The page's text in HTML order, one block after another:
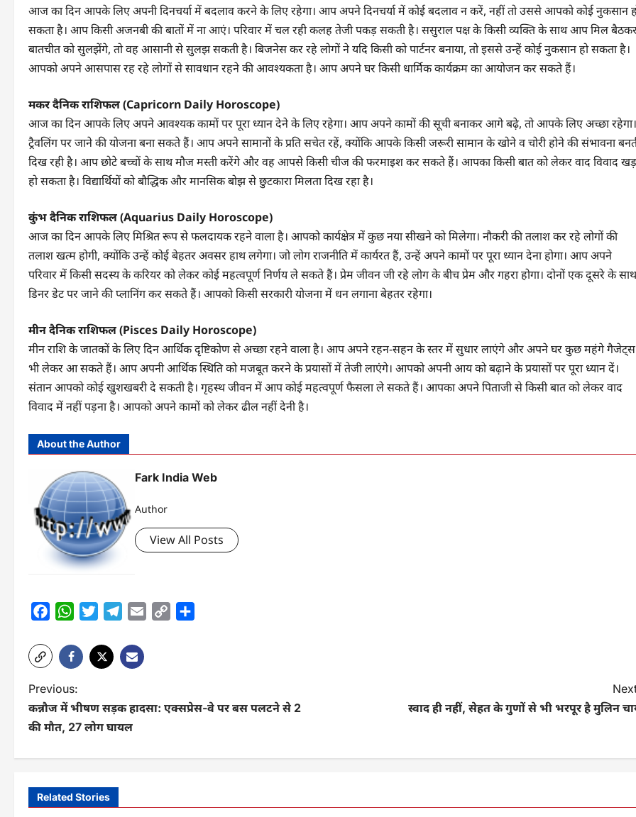
आज का दिन आपके लिए अपनी दिनचर्या में बदलाव करने के लिए रहेगा। आप अपने दिनचर्या में कोई बदलाव न करें, नहीं तो उससे आपको कोई नुकसान
सकता है। आप किसी अजनबी की बातों में ना आएं। परिवार में चल रही कलह तेजी पकड़ सकती है। ससुराल पक्ष के किसी व्यक्ति के साथ आप मिल
बातचीत को सुलझेंगे, तो वह आसानी से सुलझ सकती है। बिजनेस कर रहे लोगों ने यदि किसी को पार्टनर बनाया, तो इससे उन्हें कोई नुकसान हो सकता है।
आपको अपने आसपास रह रहे लोगों से सावधान रहने की आवश्यकता है। आप अपने घर किसी धार्मिक कार्यक्रम का आयोजन कर सकते हैं।
मकर दैनिक राशिफल (Capricorn Daily Horoscope)
आज का दिन आपके लिए अपने आवश्यक कामों पर पूरा ध्यान देने के लिए रहेगा। आप अपने कामों की सूची बनाकर आगे बढ़े, तो आपके लिए अच्छा रहेगा।
ट्रैवलिंग पर जाने की योजना बना सकते हैं। आप अपने सामानों के प्रति सचेत रहें, क्योंकि आपके किसी जरूरी सामान के खोने व चोरी होने की संभावना
दिख रही है। आप छोटे बच्चों के साथ मौज मस्ती करेंगे और वह आपसे किसी चीज की फरमाइश कर सकते हैं। आपका किसी बात को लेकर वाद विवाद
हो सकता है। विद्यार्थियों को बौद्धिक और मानसिक बोझ से छुटकारा मिलता दिख रहा है।
कुंभ दैनिक राशिफल (Aquarius Daily Horoscope)
आज का दिन आपके लिए मिश्रित रूप से फलदायक रहने वाला है। आपको कार्यक्षेत्र में कुछ नया सीखने को मिलेगा। नौकरी की तलाश कर रहे लोगों की
तलाश खत्म होगी, क्योंकि उन्हें कोई बेहतर अवसर हाथ लगेगा। जो लोग राजनीति में कार्यरत हैं, उन्हें अपने कामों पर पूरा ध्यान देना होगा। आप अपने
परिवार में किसी सदस्य के करियर को लेकर कोई महत्वपूर्ण निर्णय ले सकते हैं। प्रेम जीवन जी रहे लोग के बीच प्रेम और गहरा होगा। दोनों एक दूसरे के साथ
डिनर डेट पर जाने की प्लानिंग कर सकते हैं। आपको किसी सरकारी योजना में धन लगाना बेहतर रहेगा।
मीन दैनिक राशिफल (Pisces Daily Horoscope)
मीन राशि के जातकों के लिए दिन आर्थिक दृष्टिकोण से अच्छा रहने वाला है। आप अपने रहन-सहन के स्तर में सुधार लाएंगे और अपने घर कुछ महंगे गैजेट्स
भी लेकर आ सकते हैं। आप अपनी आर्थिक स्थिति को मजबूत करने के प्रयासों में तेजी लाएंगे। आपको अपनी आय को बढ़ाने के प्रयासों पर पूरा ध्यान दें।
संतान आपको कोई खुशखबरी दे सकती है। गृहस्थ जीवन में आप कोई महत्वपूर्ण फैसला ले सकते हैं। आपका अपने पिताजी से किसी बात को लेकर वाद
विवाद में नहीं पड़ना है। आपको अपने कामों को लेकर ढील नहीं देनी है।
About the Author
Fark India Web
Author
View All Posts
FacebookWhatsAppTwitterTelegram
Email
Copy
P
o
n
Previous:
कन्नौज में भीषण सड़क हादसा: एक्सप्रेस-वे पर बस पलटने से 2
की मौत, 27 लोग घायल
स्वाद ही नहीं, सेहत के गुणों से भी भरपूर है मुलिन
Related Stories